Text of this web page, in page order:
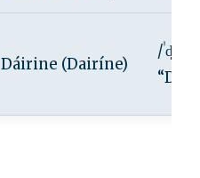
Dáirine (Dairíne)
/